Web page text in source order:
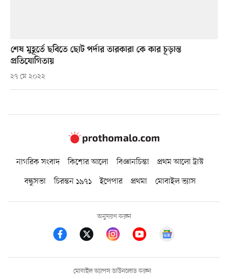
শেষ মুহূর্তে ছবিতে ছোট পর্দার তারকারা কে কার চূড়ান্ত
প্রতিযোগিতায়
২৭ মে ২০২২
নাগরিক সংবাদ কিশোর আলো বিজ্ঞানচিন্তা
প্রথম আলো ট্রাস্ট
বন্ধুসভা
চিরন্তন ১৯৭১ ইপেপার প্রথমা মোবাইল ভ্যাস
অনুসরণ করুন
মোবাইল অ্যাপস ডাউনলোড করুন